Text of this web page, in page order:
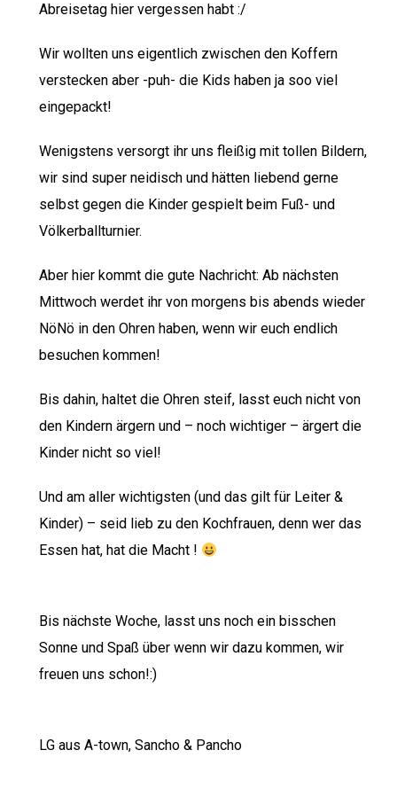
Abreisetag hier vergessen habt :/
Wir wollten uns eigentlich zwischen den Koffern
verstecken aber -puh- die Kids haben ja soo viel
eingepackt!
Wenigstens versorgt ihr uns fleißig mit tollen Bildern,
wir sind super neidisch und hätten liebend gerne
selbst gegen die Kinder gespielt beim Fuß- und
Völkerballturnier.
Aber hier kommt die gute Nachricht: Ab nächsten
Mittwoch werdet ihr von morgens bis abends wieder
NöNö in den Ohren haben, wenn wir euch endlich
besuchen kommen!
Bis dahin, haltet die Ohren steif, lasst euch nicht von
den Kindern ärgern und – noch wichtiger – ärgert die
Kinder nicht so viel!
Und am aller wichtigsten (und das gilt für Leiter &
Kinder) – seid lieb zu den Kochfrauen, denn wer das
Essen hat, hat die Macht !
Bis nächste Woche, lasst uns noch ein bisschen
Sonne und Spaß über wenn wir dazu kommen, wir
freuen uns schon!:)
LG aus A-town, Sancho & Pancho